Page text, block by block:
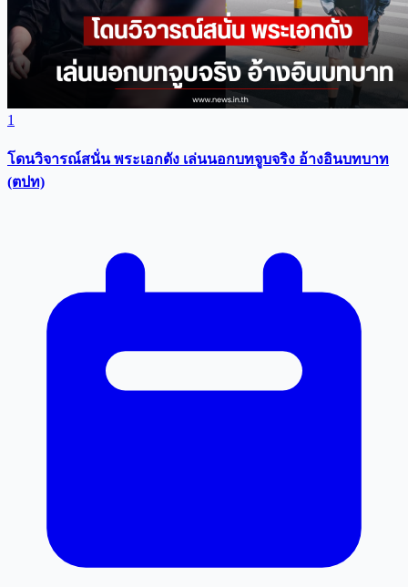
1
โดนวิจารณ์สนั่น พระเอกดัง เล่นนอกบทจูบจริง อ้างอินบทบาท
(ตปท)